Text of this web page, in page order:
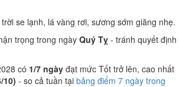
se lạnh, lá vàng rơi, sương sớm giăng nhẹ.
trọng trong ngày Quý Tỵ - tránh quyết định
có 1/7 ngày đạt mức Tốt trở lên, cao nhất
10) - so cả tuần tại bảng điểm 7 ngày trong